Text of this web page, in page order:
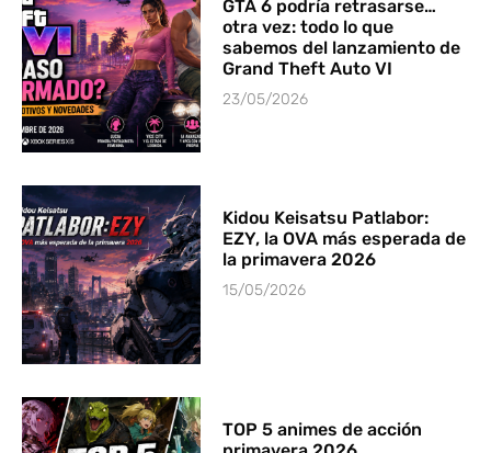
GTA 6 podría retrasarse…
otra vez: todo lo que
sabemos del lanzamiento de
Grand Theft Auto VI
23/05/2026
Kidou Keisatsu Patlabor:
EZY, la OVA más esperada de
la primavera 2026
15/05/2026
TOP 5 animes de acción